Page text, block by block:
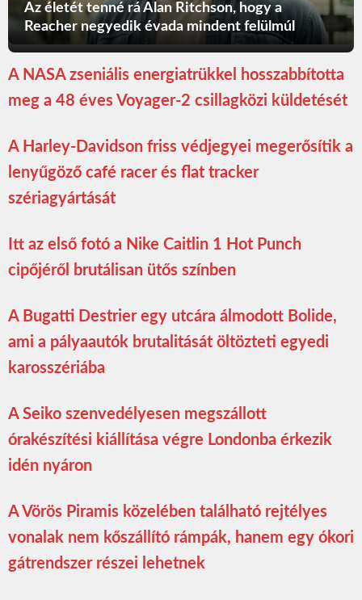
Az életét tenné rá Alan Ritchson, hogy a
Reacher negyedik évada mindent felülmúl
A NASA zseniális energiatrükkel hosszabbította
meg a 48 éves Voyager-2 csillagközi küldetését
A Harley-Davidson friss védjegyei megerősítik a
lenyűgöző café racer és flat tracker
szériagyártását
Itt az első fotó a Nike Caitlin 1 Hot Punch
cipőjéről brutálisan ütős színben
A Bugatti Destrier egy utcára álmodott Bolide,
ami a pályaautók brutalitását öltözteti egyedi
karosszériába
A Seiko szenvedélyesen megszállott
órakészítési kiállítása végre Londonba érkezik
idén nyáron
A Vörös Piramis közelében található rejtélyes
vonalak nem kőszállító rámpák, hanem egy ókori
gátrendszer részei lehetnek